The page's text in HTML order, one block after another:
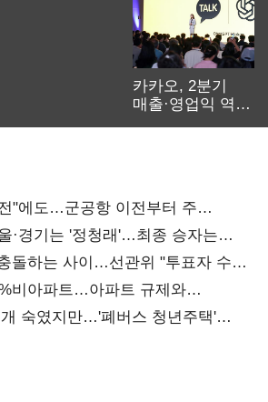
카카오, 2분기
매출·영업익 역대
"에도…군공항 이전부터 주
·경기는 '정청래'…최종 승자는
돌하는 사이…선관위 "투표자 수
비아파트…아파트 규제와
숙였지만…'폐버스 청년주택'